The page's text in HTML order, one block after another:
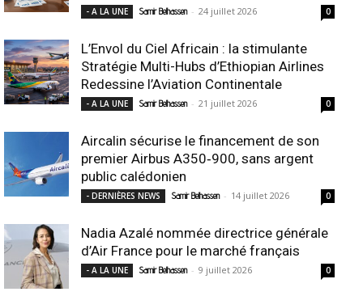
- A LA UNE Samir Belhassen - 24 juillet 2026 0
L’Envol du Ciel Africain : la stimulante
Stratégie Multi-Hubs d’Ethiopian Airlines
Redessine l’Aviation Continentale
- A LA UNE Samir Belhassen - 21 juillet 2026 0
Aircalin sécurise le financement de son
premier Airbus A350‑900, sans argent
public calédonien
- DERNIÈRES NEWS Samir Belhassen - 14 juillet 2026 0
Nadia Azalé nommée directrice générale
d’Air France pour le marché français
- A LA UNE Samir Belhassen - 9 juillet 2026 0